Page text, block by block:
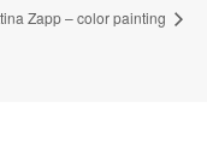
Zapp – color painting